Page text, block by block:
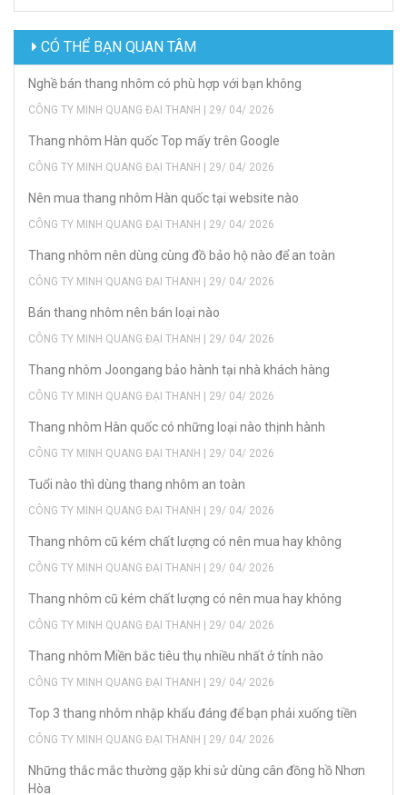
CÓ THỂ BẠN QUAN TÂM
Nghề bán thang nhôm có phù hợp với bạn không
CÔNG TY MINH QUANG ĐẠI THANH | 29/ 04/ 2026
Thang nhôm Hàn quốc Top mấy trên Google
CÔNG TY MINH QUANG ĐẠI THANH | 29/ 04/ 2026
Nên mua thang nhôm Hàn quốc tại website nào
CÔNG TY MINH QUANG ĐẠI THANH | 29/ 04/ 2026
Thang nhôm nên dùng cùng đồ bảo hộ nào để an toàn
CÔNG TY MINH QUANG ĐẠI THANH | 29/ 04/ 2026
Bán thang nhôm nên bán loại nào
CÔNG TY MINH QUANG ĐẠI THANH | 29/ 04/ 2026
Thang nhôm Joongang bảo hành tại nhà khách hàng
CÔNG TY MINH QUANG ĐẠI THANH | 29/ 04/ 2026
Thang nhôm Hàn quốc có những loại nào thịnh hành
CÔNG TY MINH QUANG ĐẠI THANH | 29/ 04/ 2026
Tuổi nào thì dùng thang nhôm an toàn
CÔNG TY MINH QUANG ĐẠI THANH | 29/ 04/ 2026
Thang nhôm cũ kém chất lượng có nên mua hay không
CÔNG TY MINH QUANG ĐẠI THANH | 29/ 04/ 2026
Thang nhôm cũ kém chất lượng có nên mua hay không
CÔNG TY MINH QUANG ĐẠI THANH | 29/ 04/ 2026
Thang nhôm Miền bắc tiêu thụ nhiều nhất ở tỉnh nào
CÔNG TY MINH QUANG ĐẠI THANH | 29/ 04/ 2026
Top 3 thang nhôm nhập khẩu đáng để bạn phải xuống tiền
CÔNG TY MINH QUANG ĐẠI THANH | 29/ 04/ 2026
Những thắc mắc thường gặp khi sử dùng cân đồng hồ Nhơn
Hòa